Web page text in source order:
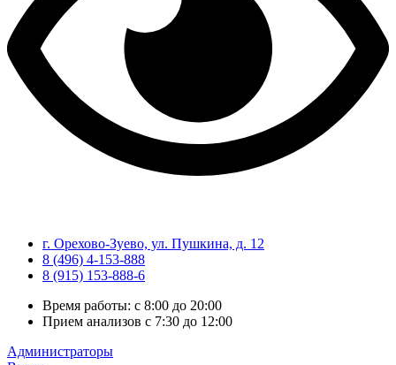
г. Орехово-Зуево, ул. Пушкина, д. 12
8 (496) 4-153-888
8 (915) 153-888-6
Время работы: с 8:00 до 20:00
Прием анализов с 7:30 до 12:00
Администраторы